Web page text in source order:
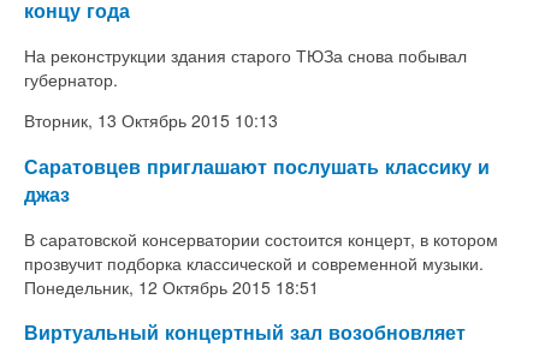
концу года
На реконструкции здания старого ТЮЗа снова побывал
губернатор.
Вторник, 13 Октябрь 2015 10:13
Саратовцев приглашают послушать классику и
джаз
В саратовской консерватории состоится концерт, в котором
прозвучит подборка классической и современной музыки.
Понедельник, 12 Октябрь 2015 18:51
Виртуальный концертный зал возобновляет